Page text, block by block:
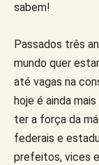
sabem!
Passados três
mundo quer
até vagas na
hoje é ainda
ter a força da
federais e
prefeitos, vices